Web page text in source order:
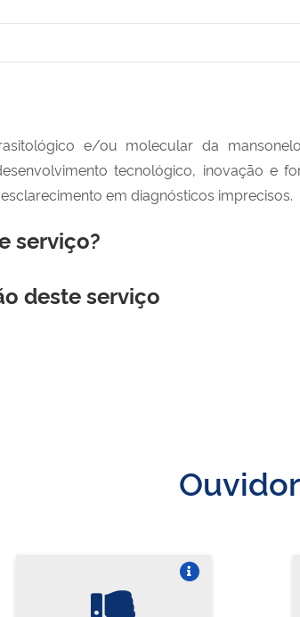
e/ou molecular da
tecnológico, inovação e
em diagnósticos imprecisos.
serviço?
deste serviço